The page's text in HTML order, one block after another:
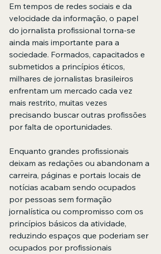
Em tempos de redes sociais e da
velocidade da informação, o papel
do jornalista profissional torna-se
ainda mais importante para a
sociedade. Formados, capacitados e
submetidos a princípios éticos,
milhares de jornalistas brasileiros
enfrentam um mercado cada vez
mais restrito, muitas vezes
precisando buscar outras profissões
por falta de oportunidades.
Enquanto grandes profissionais
deixam as redações ou abandonam a
carreira, páginas e portais locais de
notícias acabam sendo ocupados
por pessoas sem formação
jornalística ou compromisso com os
princípios básicos da atividade,
reduzindo espaços que poderiam ser
ocupados por profissionais